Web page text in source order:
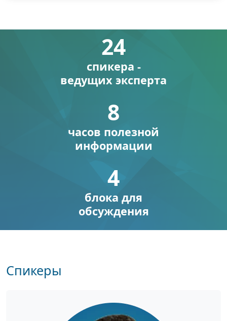
24
спикера -
ведущих эксперта
8
часов полезной
информации
4
блока для
обсуждения
Спикеры